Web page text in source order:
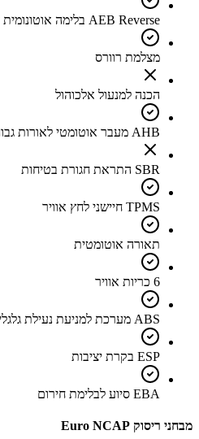
AEB Reverse בלימה אוטונומית בנסיעה לאחור
מצלמת רוורס
הכנה למנעול אלכוהול
AHB מעבר אוטומטי לאורות גבוהים
SBR התראת חגורת בטיחות
TPMS חיישני לחץ אוויר
תאורה אוטומטית
6 כריות אוויר
ABS מערכת למניעת נעילת גלגלים
ESP בקרת יציבות
EBA סיוע לבלימת חירום
מבחני ריסוק Euro NCAP